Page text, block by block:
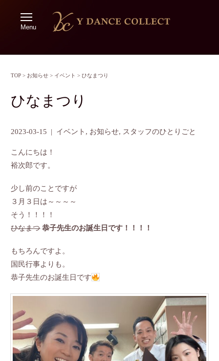
Menu
TOP > お知らせ > イベント >ひなまつり
ひなまつり
2023-03-15 | イベント , お知らせ, スタッフのひとりごと
こんにちは！
裕次郎です。
少し前のことですが
３月３日は～～～～
そう！！！！
ひなまつ 恭子先生のお誕生日です！！！！
もちろんですよ。
国民行事よりも。
恭子先生のお誕生日です